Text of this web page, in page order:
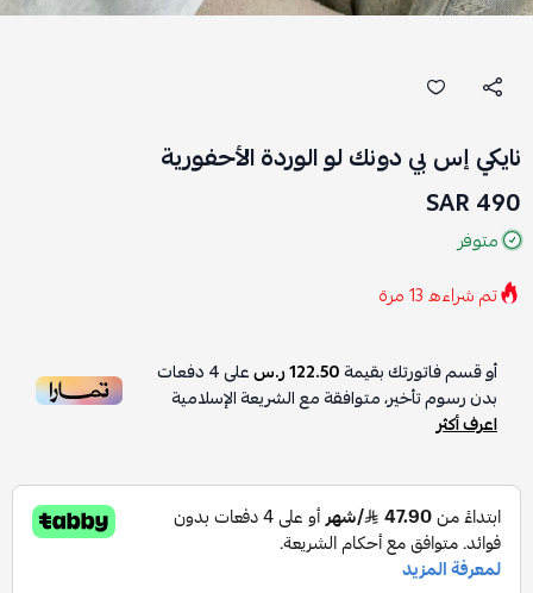
نايكي إس بي دونك لو الوردة الأحفورية
490 SAR
متوفر
تم شراءه13مرة
أو قسم فاتورتك بقيمة122.50 ر.س على4دفعات
بدون رسوم تأخير، متوافقة مع الشريعة الإسلامية
اعرف أكثر